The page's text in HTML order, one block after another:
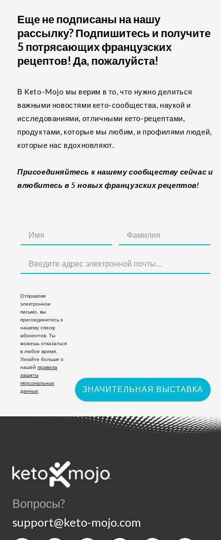
Еще не подписаны на нашу
рассылку? Подпишитесь и получите
5 потрясающих французских
рецептов! Да, пожалуйста!
В Keto-Mojo мы верим в то, что нужно делиться
важными новостями кето-сообщества, наукой и
исследованиями, отличными кето-рецептами,
продуктами, которые мы любим, и профилями людей,
которые нас вдохновляют.
Присоединяйтесь к нашему сообществу сейчас и
влюбитесь в 5 новых французских рецептов!
Отправляя
электронное
письмо, вы
присоединитесь к
нашему списку
абонентов. Ты
можешь отказаться
в любое время.
Узнайте больше о
нашей правила
защиты
персональных
данных
ЗНАЧИТЕЛЬНАЯ ВЫСТАВКА
Вопросы?
support@keto-mojo.com